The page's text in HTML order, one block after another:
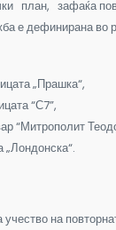
план, зафаќа
е дефинирана во
„Прашка“,
“С7”,
“Митрополит
„Лондонска“.
на